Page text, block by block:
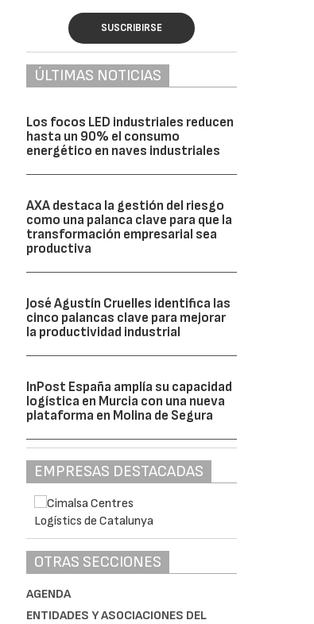
SUSCRIBIRSE
ÚLTIMAS NOTICIAS
Los focos LED industriales reducen
hasta un 90% el consumo
energético en naves industriales
AXA destaca la gestión del riesgo
como una palanca clave para que la
transformación empresarial sea
productiva
José Agustín Cruelles identifica las
cinco palancas clave para mejorar
la productividad industrial
InPost España amplía su capacidad
logística en Murcia con una nueva
plataforma en Molina de Segura
EMPRESAS DESTACADAS
OTRAS SECCIONES
AGENDA
ENTIDADES Y ASOCIACIONES DEL